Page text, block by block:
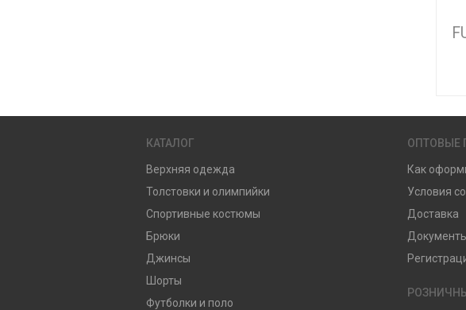
КАТАЛОГ
Верхняя одежда
Толстовки и олимпийки
Спортивные костюмы
Брюки
Джинсы
Шорты
Футболки и поло
ОПТОВЫЕ
Как
Условия
Доставка